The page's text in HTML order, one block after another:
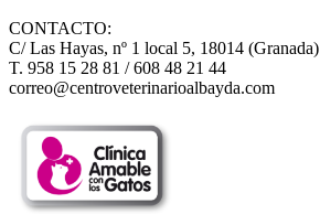
CONTACTO:
C/ Las Hayas, nº 1 local 5, 18014 (Granada)
T. 958 15 28 81 / 608 48 21 44
correo@centroveterinarioalbayda.com